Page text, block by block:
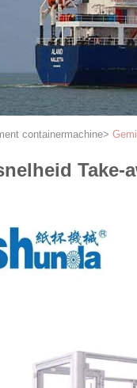
containermachine>
Take-